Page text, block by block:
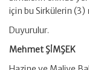
için bu Sirkülerin
Duyurulur.
Mehmet ŞİMŞEK